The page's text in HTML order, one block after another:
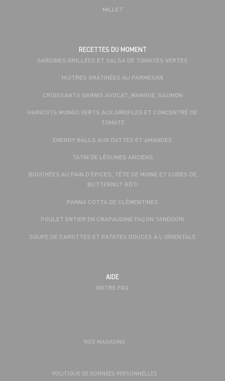
MILLET
RECETTES DU MOMENT
SARDINES GRILLÉES ET SALSA DE TOMATES VERTES
HUITRES GRATINÉES AU PARMESAN
CROISSANTS GARNIS AVOCAT, MANGUE, SAUMON
HARICOTS MUNGO VERTS AUX GIROFLES ET CONCENTRÉ DE
TOMATE
ENERGY BALLS AUX DATTES ET AMANDES
TATIN DE LÉGUMES ANCIENS
BOUCHÉES AU PAIN D’ÉPICES, TÊTE DE MOINE ET CUBES DE
BUTTERNUT RÔTI
PANNA COTTA DE CLÉMENTINES
POULET ENTIER EN CRAPAUDINE FAÇON TANDOORI
SOUPE DE CAROTTES ET PATATES DOUCES À L'ORIENTALE
AIDE
NOTRE FAQ
NOS MAGASINS
POLITIQUE DE DONNÉES PERSONNELLES